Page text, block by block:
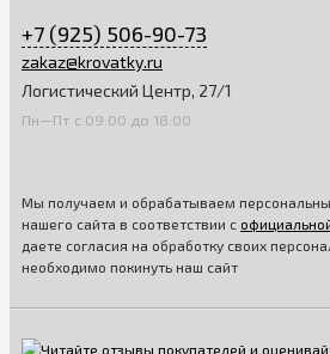
+7 (925) 506-90-73
zakaz@krovatky.ru
Логистический Центр, 27/1
Пн—Пт с 09:00 до 18:00
Мы получаем и обрабатываем
нашего сайта в соответствии с
даете согласия на обработку своих
необходимо покинуть наш сайт